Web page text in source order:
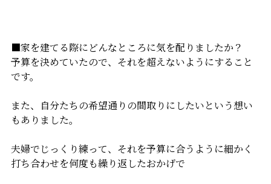
■家を建てる際にどんなところに気を配りましたか？
予算を決めていたので、それを超えないようにすること
です。
また、自分たちの希望通りの間取りにしたいという想い
もありました。
夫婦でじっくり練って、それを予算に合うように細かく
打ち合わせを何度も繰り返したおかげで